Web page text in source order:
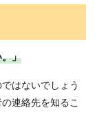
。」
はないでしょう
連絡先を知るこ